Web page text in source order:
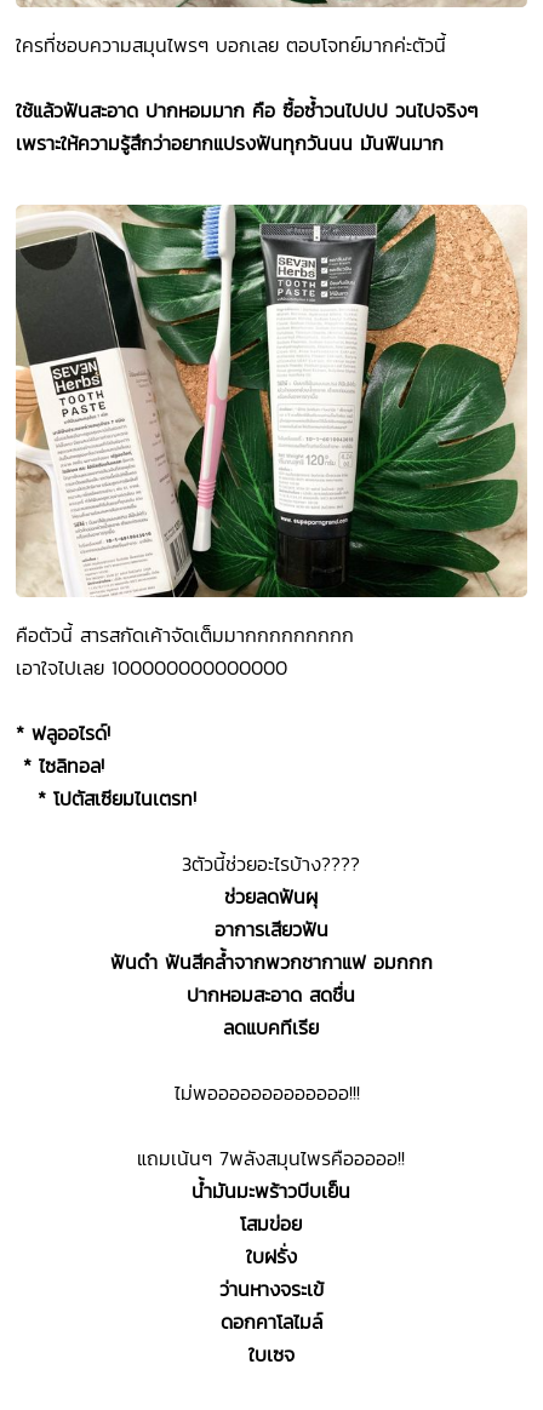
ใครที่ชอบความสมุนไพรๆ บอกเลย ตอบโจทย์มากค่ะตัวนี้
ใช้แล้วฟันสะอาด ปากหอมมาก คือ ซื้อซ้ำวนไปปป วนไปจริงๆ
เพราะให้ความรู้สึกว่าอยากแปรงฟันทุกวันนน มันฟินมาก
คือตัวนี้ สารสกัดเค้าจัดเต็มมากกกกกกกกก
เอาใจไปเลย 100000000000000
* ฟลูออไรด์!
* ไซลิทอล!
* โปตัสเซียมไนเตรท!
3ตัวนี้ช่วยอะไรบ้าง????
ช่วยลดฟันผุ
อาการเสียวฟัน
ฟันดำ ฟันสีคล้ำจากพวกชากาแฟ อมกกก
ปากหอมสะอาด สดชื่น
ลดแบคทีเรีย
ไม่พอออออออออออออ!!!
แถมเน้นๆ 7พลังสมุนไพรคือออออ!!
น้ำมันมะพร้าวบีบเย็น
โสมข่อย
ใบฝรั่ง
ว่านหางจระเข้
ดอกคาโลไมล์
ใบเซจ